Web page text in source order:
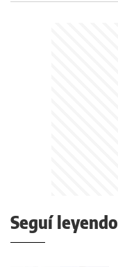
Seguí leyendo